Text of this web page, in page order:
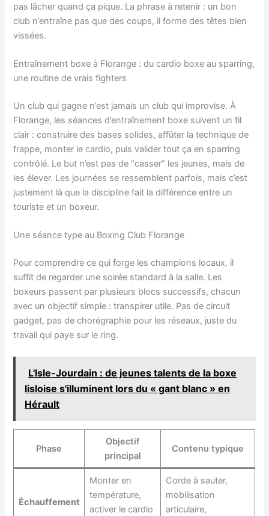
pas lâcher quand ça pique. La phrase à retenir : un bon
club n’entraîne pas que des coups, il forme des têtes bien
vissées.
Entraînement boxe à Florange : du cardio boxe au sparring,
une routine de vrais fighters
Un club qui gagne n’est jamais un club qui improvise. À
Florange, les séances d’entraînement boxe suivent un fil
clair : construire des bases solides, affûter la technique de
frappe, monter le cardio, puis valider tout ça en sparring
contrôlé. Le but n’est pas de “casser” les jeunes, mais de
les élever. Les journées se ressemblent parfois, mais c’est
justement là que la discipline fait la différence entre un
touriste et un boxeur.
Une séance type au Boxing Club Florange
Pour comprendre ce qui forge les champions locaux, il
suffit de regarder une soirée standard à la salle. Les
boxeurs passent par plusieurs blocs successifs, chacun
avec un objectif simple : transpirer utile. Pas de circuit
gadget, pas de chorégraphie pour les réseaux, juste du
travail qui paye sur le ring.
L'Isle-Jourdain : de jeunes talents de la boxe
lisloise s'illuminent lors du « gant blanc » en
Hérault
Phase
Objectif
principal
Contenu typique
Échauffement
Monter en
température,
activer le cardio
Corde à sauter,
mobilisation
articulaire,